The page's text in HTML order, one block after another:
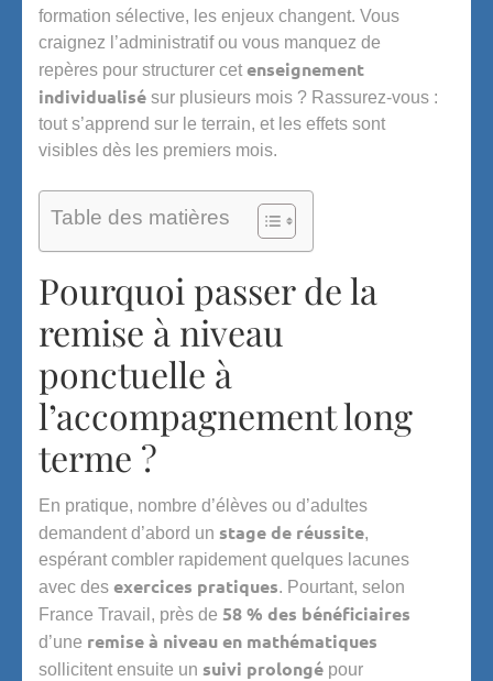
formation sélective, les enjeux changent. Vous
craignez l’administratif ou vous manquez de
repères pour structurer cet enseignement
individualisé sur plusieurs mois ? Rassurez-vous :
tout s’apprend sur le terrain, et les effets sont
visibles dès les premiers mois.
Table des matières
Pourquoi passer de la
remise à niveau
ponctuelle à
l’accompagnement long
terme ?
En pratique, nombre d’élèves ou d’adultes
demandent d’abord un stage de réussite,
espérant combler rapidement quelques lacunes
avec des exercices pratiques. Pourtant, selon
France Travail, près de 58 % des bénéficiaires
d’une remise à niveau en mathématiques
sollicitent ensuite un suivi prolongé pour